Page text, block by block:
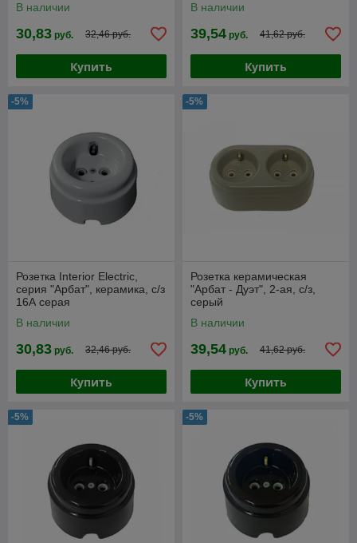
В наличии
30,83 руб. 32,46 руб.
Купить
В наличии
39,54 руб. 41,62 руб.
Купить
-5%
Розетка Interior Electric,
серия "Арбат", керамика, с/з
16А серая
В наличии
30,83 руб. 32,46 руб.
Купить
-5%
Розетка керамическая
"Арбат - Дуэт", 2-ая, с/з,
серый
В наличии
39,54 руб. 41,62 руб.
Купить
-5% -5%